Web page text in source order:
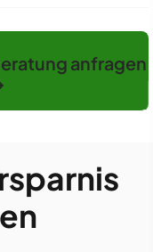
anfragen